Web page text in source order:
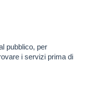
i servizi prima di